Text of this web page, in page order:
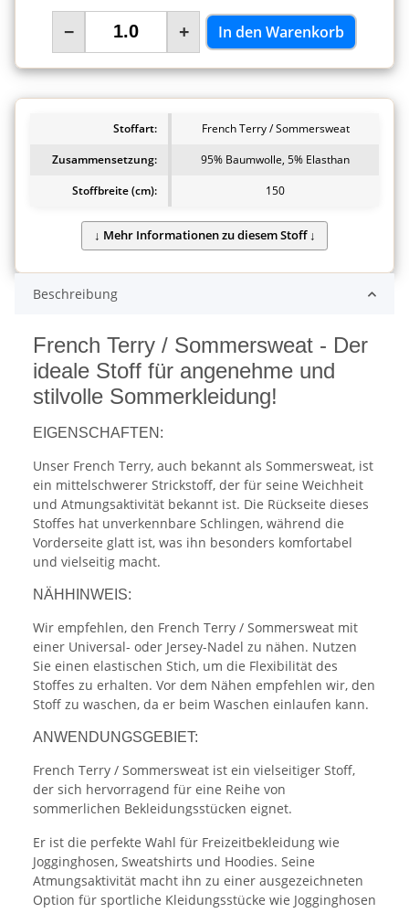
− + In den Warenkorb
Stoffart:
French Terry / Sommersweat
Zusammensetzung:
95% Baumwolle, 5% Elasthan
Stoffbreite (cm):
150
Beschreibung
French Terry / Sommersweat - Der
ideale Stoff für angenehme und
stilvolle Sommerkleidung!
EIGENSCHAFTEN:
Unser French Terry, auch bekannt als Sommersweat, ist
ein mittelschwerer Strickstoff, der für seine Weichheit
und Atmungsaktivität bekannt ist. Die Rückseite dieses
Stoffes hat unverkennbare Schlingen, während die
Vorderseite glatt ist, was ihn besonders komfortabel
und vielseitig macht.
NÄHHINWEIS:
Wir empfehlen, den French Terry / Sommersweat mit
einer Universal- oder Jersey-Nadel zu nähen. Nutzen
Sie einen elastischen Stich, um die Flexibilität des
Stoffes zu erhalten. Vor dem Nähen empfehlen wir, den
Stoff zu waschen, da er beim Waschen einlaufen kann.
ANWENDUNGSGEBIET:
French Terry / Sommersweat ist ein vielseitiger Stoff,
der sich hervorragend für eine Reihe von
sommerlichen Bekleidungsstücken eignet.
Er ist die perfekte Wahl für Freizeitbekleidung wie
Jogginghosen, Sweatshirts und Hoodies. Seine
Atmungsaktivität macht ihn zu einer ausgezeichneten
Option für sportliche Kleidungsstücke wie Jogginghosen